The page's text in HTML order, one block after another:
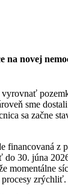
na novej
sme
sa začne
financovaná z
do 30. júna
momentálne
zrýchliť.